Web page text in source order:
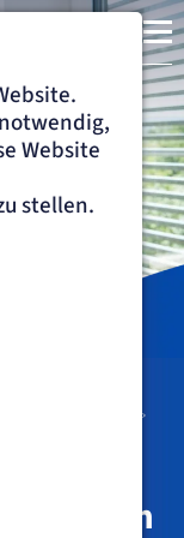
im
Website
stellen.